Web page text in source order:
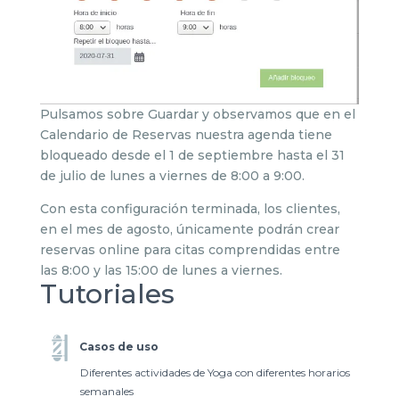
Pulsamos sobre Guardar y observamos que en el
Calendario de Reservas nuestra agenda tiene
bloqueado desde el 1 de septiembre hasta el 31
de julio de lunes a viernes de 8:00 a 9:00.
Con esta configuración terminada, los clientes,
en el mes de agosto, únicamente podrán crear
reservas online para citas comprendidas entre
las 8:00 y las 15:00 de lunes a viernes.
Tutoriales
Casos de uso
Diferentes actividades de Yoga con diferentes horarios
semanales